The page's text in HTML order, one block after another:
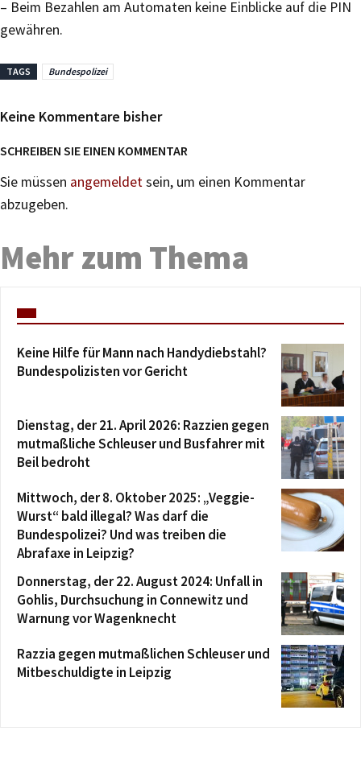
– Beim Bezahlen am Automaten keine Einblicke auf die PIN
gewähren.
TAGS Bundespolizei
Keine Kommentare bisher
SCHREIBEN SIE EINEN KOMMENTAR
Sie müssen angemeldetsein, um einen Kommentar
abzugeben.
Mehr zum Thema
Keine Hilfe für Mann nach Handydiebstahl?
Bundespolizisten vor Gericht
Dienstag, der 21. April 2026: Razzien gegen
mutmaßliche Schleuser und Busfahrer mit
Beil bedroht
Mittwoch, der 8. Oktober 2025: „Veggie-
Wurst“ bald illegal? Was darf die
Bundespolizei? Und was treiben die
Abrafaxe in Leipzig?
Donnerstag, der 22. August 2024: Unfall in
Gohlis, Durchsuchung in Connewitz und
Warnung vor Wagenknecht
Razzia gegen mutmaßlichen Schleuser und
Mitbeschuldigte in Leipzig